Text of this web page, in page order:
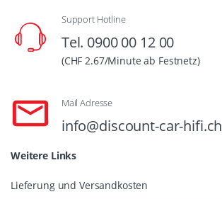
Support Hotline
Tel. 0900 00 12 00
(CHF 2.67/Minute ab Festnetz)
Mail Adresse
info@discount-car-hifi.ch
Weitere Links
Lieferung und Versandkosten